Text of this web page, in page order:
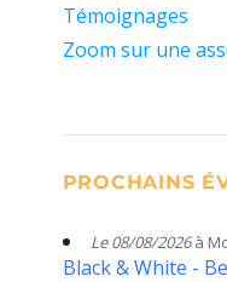
Témoignages
Zoom sur une
PROCHAINS
Le 08/08/2026à
Black & White -